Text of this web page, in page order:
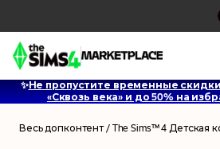
✨Не пропустите временные
«Сквозь века» и до 50% на
Весь допконтент / The Sims™ 4 Детская